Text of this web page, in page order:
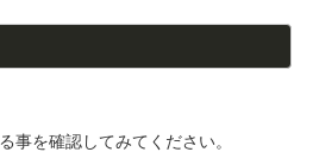
事を確認してみてください。